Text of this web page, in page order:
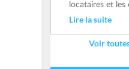
locataires et
Lire la suite
Voir